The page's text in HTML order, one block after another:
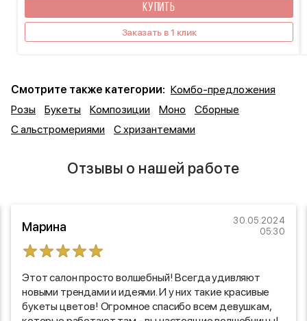
КУПИТЬ
Заказать в 1 клик
Смотрите также категории: Комбо-предложения
Розы
Букеты Композиции Моно
Сборные
С альстромериями
С хризантемами
Отзывы о нашей работе
Марина
30.05.2024
05:30
Этот салон просто волшебный! Всегда удивляют
новыми трендами и идеями. И у них такие красивые
букеты цветов! Огромное спасибо всем девушкам,